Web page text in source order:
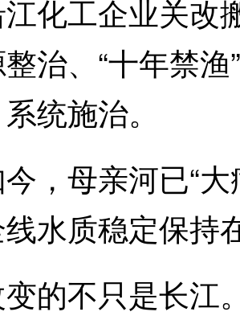
工企业关改
整治、“十年禁
统施治。
母亲河已“大
水质稳定保持
不只是长江